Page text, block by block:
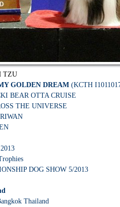
TZU
GOLDEN DREAM (KCTH
BEAR OTTA CRUISE
THE UNIVERSE
DOG SHOW 5/2013
Thailand